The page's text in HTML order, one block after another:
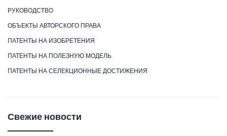
РУКОВОДСТВО
ОБЪЕКТЫ АВТОРСКОГО ПРАВА
ПАТЕНТЫ НА ИЗОБРЕТЕНИЯ
ПАТЕНТЫ НА ПОЛЕЗНУЮ МОДЕЛЬ
ПАТЕНТЫ НА СЕЛЕКЦИОННЫЕ ДОСТИЖЕНИЯ
Свежие новости